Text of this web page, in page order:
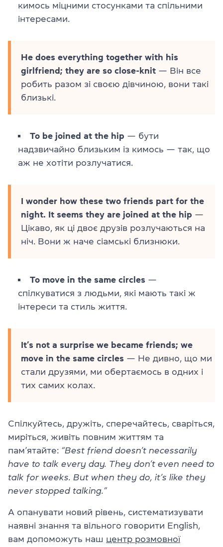
кимось міцними стосунками та спільними
інтересами.
He does everything together with his
girlfriend; they are so close-knit — Він все
робить разом зі своєю дівчиною, вони такі
близькі.
To be joined at the hip — бути
надзвичайно близьким із кимось — так, що
аж не хотіти розлучатися.
I wonder how these two friends part for the
night. It seems they are joined at the hip —
Цікаво, як ці двоє друзів розлучаються на
ніч. Вони ж наче сіамські близнюки.
To move in the same circles —
спілкуватися з людьми, які мають такі ж
інтереси та стиль життя.
It’s not a surprise we became friends; we
move in the same circles — Не дивно, що ми
стали друзями, ми обертаємось в одних і
тих самих колах.
Спілкуйтесь, дружіть, сперечайтесь, сваріться,
миріться, живіть повним життям та
пам’ятайте: “Best friend doesn’t necessarily
have to talk every day. They don’t even need to
talk for weeks. But when they do, it’s like they
never stopped talking.”
А опанувати новий рівень, систематизувати
наявні знання та вільного говорити English,
вам допоможуть наш центр розмовної